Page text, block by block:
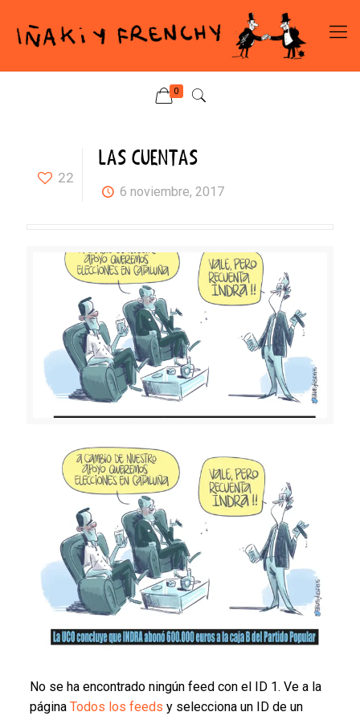
0
22
LAS CUENTAS
6 noviembre, 2017
No se ha encontrado ningún feed con el ID 1. Ve a la
página Todos los feeds y selecciona un ID de un